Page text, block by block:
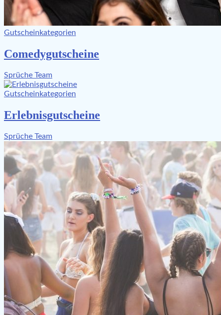
Gutscheinkategorien
Comedygutscheine
Sprüche Team
Gutscheinkategorien
Erlebnisgutscheine
Sprüche Team